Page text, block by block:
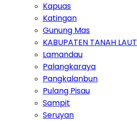
Kapuas
Katingan
Gunung Mas
KABUPATEN TANAH LAUT
Lamandau
Palangkaraya
Pangkalanbun
Pulang Pisau
Sampit
Seruyan